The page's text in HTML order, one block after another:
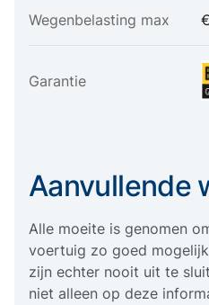
Wegenbelasting max
Garantie
Aanvullende
Alle moeite is genomen
voertuig zo goed
zijn echter nooit uit te
niet alleen op deze